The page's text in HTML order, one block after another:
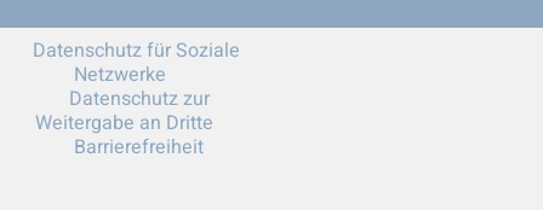
Datenschutz für Soziale
Netzwerke
Datenschutz zur
Weitergabe an Dritte
Barrierefreiheit